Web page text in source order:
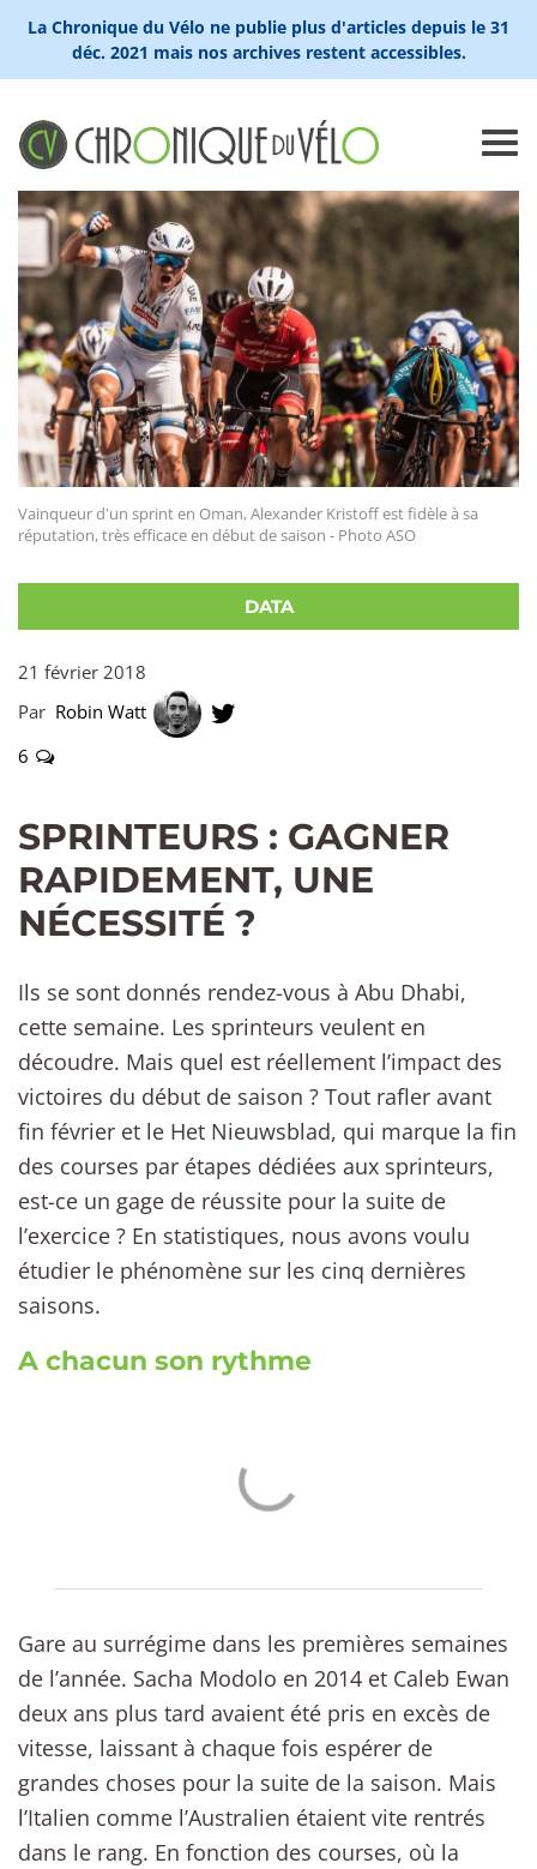
La Chronique du Vélo ne publie plus d'articles depuis le 31
déc. 2021 mais nos archives restent accessibles.
Vainqueur d'un sprint en Oman, Alexander Kristoff est fidèle à sa
réputation, très efficace en début de saison - Photo ASO
DATA
21 février 2018
Par Robin Watt
6
SPRINTEURS : GAGNER
RAPIDEMENT, UNE
NÉCESSITÉ ?
Ils se sont donnés rendez-vous à Abu Dhabi,
cette semaine. Les sprinteurs veulent en
découdre. Mais quel est réellement l’impact des
victoires du début de saison ? Tout rafler avant
fin février et le Het Nieuwsblad, qui marque la fin
des courses par étapes dédiées aux sprinteurs,
est-ce un gage de réussite pour la suite de
l’exercice ? En statistiques, nous avons voulu
étudier le phénomène sur les cinq dernières
saisons.
A chacun son rythme
Gare au surrégime dans les premières semaines
de l’année. Sacha Modolo en 2014 et Caleb Ewan
deux ans plus tard avaient été pris en excès de
vitesse, laissant à chaque fois espérer de
grandes choses pour la suite de la saison. Mais
l’Italien comme l’Australien étaient vite rentrés
dans le rang. En fonction des courses, où la